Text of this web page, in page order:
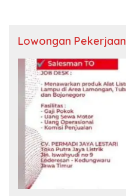
Lowongan Pekerjaan